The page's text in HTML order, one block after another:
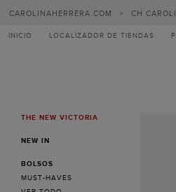
CAROLINAHERRERA.COM > CH
INICIO LOCALIZADOR DE TIENDAS
MENUTHE NEW VICTORIA
NEW IN
BOLSOS
MUST-HAVES